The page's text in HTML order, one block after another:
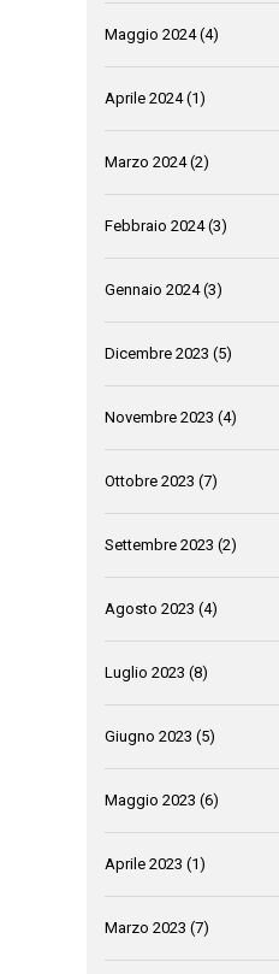
Maggio 2024(4)
Aprile 2024(1)
Marzo 2024(2)
Febbraio 2024(3)
Gennaio 2024(3)
Dicembre 2023 (5)
Novembre 2023 (4)
Ottobre 2023 (7)
Settembre 2023 (2)
Agosto 2023 (4)
Luglio 2023 (8)
Giugno 2023 (5)
Maggio 2023 (6)
Aprile 2023 (1)
Marzo 2023 (7)